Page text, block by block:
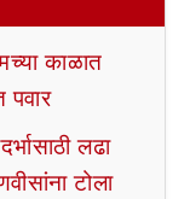
काळात
लढा
टोला